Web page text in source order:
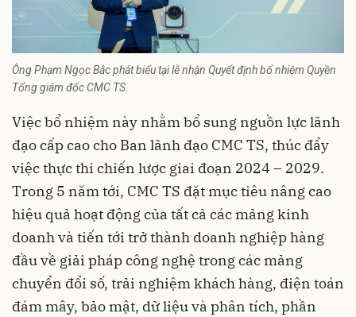
Ông Phạm Ngọc Bắc phát biểu tại lễ nhận Quyết định bổ nhiệm Quyền
Tổng giám đốc CMC TS.
Việc bổ nhiệm này nhằm bổ sung nguồn lực lãnh
đạo cấp cao cho Ban lãnh đạo CMC TS, thúc đẩy
việc thực thi chiến lược giai đoạn 2024 – 2029.
Trong 5 năm tới, CMC TS đặt mục tiêu nâng cao
hiệu quả hoạt động của tất cả các mảng kinh
doanh và tiến tới trở thành doanh nghiệp hàng
đầu về giải pháp công nghệ trong các mảng
chuyển đổi số, trải nghiệm khách hàng, điện toán
đám mây, bảo mật, dữ liệu và phân tích, phần